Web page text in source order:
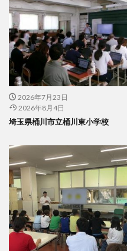
2026年7月23日
2026年8月4日
埼玉県桶川市立桶川東小学校